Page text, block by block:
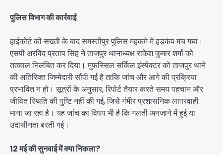
पुलिस विभाग की कार्रवाई
हाईकोर्ट की सख्ती के बाद समस्तीपुर पुलिस महकमे में हड़कंप मच गया।
एसपी अरविंद प्रताप सिंह ने ताजपुर थानाध्यक्ष राकेश कुमार शर्मा को
तत्काल निलंबित कर दिया। मुफस्सिल सर्किल इंस्पेक्टर को ताजपुर थाने
की अतिरिक्त जिम्मेदारी सौंपी गई है ताकि जांच और आगे की प्रक्रिया
प्रभावित न हो। सूत्रों के अनुसार, रिपोर्ट तैयार करते समय पहचान और
जीवित स्थिति की पुष्टि नहीं की गई, जिसे गंभीर प्रशासनिक लापरवाही
माना जा रहा है। यह जांच का विषय भी है कि गलती अनजाने में हुई या
उदासीनता बरती गई।
12 मई की सुनवाई में क्या निकला?